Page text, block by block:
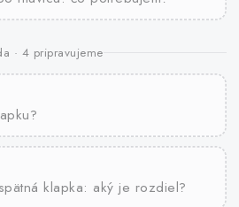
· 4 pripravujeme
klapka: aký je rozdiel?